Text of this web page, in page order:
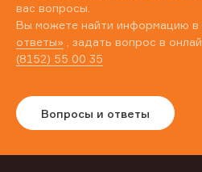
вас вопросы.
Вы можете найти информацию в
ответы» , задать вопрос в
(8152) 55 00 35
Вопросы и ответы